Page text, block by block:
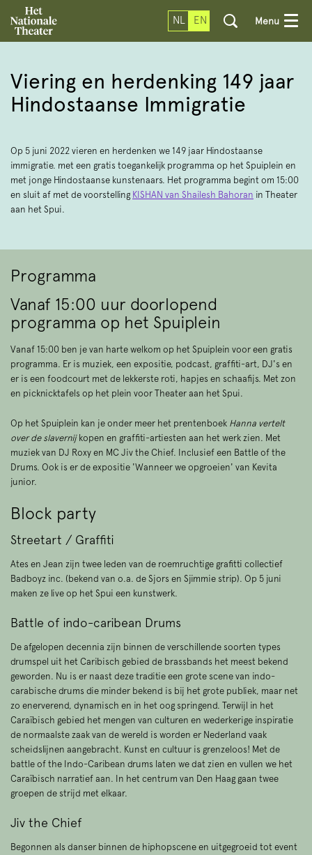
NL EN Menu
Viering en herdenking 149 jaar
Hindostaanse Immigratie
Op 5 juni 2022 vieren en herdenken we 149 jaar Hindostaanse
immigratie. met een gratis toegankelijk programma op het Spuiplein en
met jonge Hindostaanse kunstenaars. Het programma begint om 15:00
en sluit af met de voorstelling KISHAN van Shailesh Bahoran in Theater
aan het Spui.
Programma
Vanaf 15:00 uur doorlopend
programma op het Spuiplein
Vanaf 15:00 ben je van harte welkom op het Spuiplein voor een gratis
programma. Er is muziek, een expositie, podcast, graffiti-art, DJ's en
er is een foodcourt met de lekkerste roti, hapjes en schaafijs. Met zon
en picknicktafels op het plein voor Theater aan het Spui.
Op het Spuiplein kan je onder meer het prentenboek Hanna vertelt
over de slavernijkopen en graffiti-artiesten aan het werk zien. Met
muziek van DJ Roxy en MC Jiv the Chief. Inclusief een Battle of the
Drums. Ook is er de expositie 'Wanneer we opgroeien' van Kevita
junior.
Block party
Streetart / Graffiti
Ates en Jean zijn twee leden van de roemruchtige grafitti collectief
Badboyz inc. (bekend van o.a. de Sjors en Sjimmie strip). Op 5 juni
maken ze live op het Spui een kunstwerk.
Battle of indo-caribean Drums
De afgelopen decennia zijn binnen de verschillende soorten types
drumspel uit het Caribisch gebied de brassbands het meest bekend
geworden. Nu is er naast deze traditie een grote scene van indo-
carabische drums die minder bekend is bij het grote publiek, maar net
zo enerverend, dynamisch en in het oog springend. Terwijl in het
Caraïbisch gebied het mengen van culturen en wederkerige inspiratie
de normaalste zaak van de wereld is worden er Nederland vaak
scheidslijnen aangebracht. Kunst en cultuur is grenzeloos! Met de
battle of the Indo-Caribean drums laten we dat zien en vullen we het
Caraïbisch narratief aan. In het centrum van Den Haag gaan twee
groepen de strijd met elkaar.
Jiv the Chief
Begonnen als danser binnen de hiphopscene en uitgegroeid tot event